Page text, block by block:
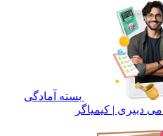
بسته آمادگی
دبیری | کیمیاگر